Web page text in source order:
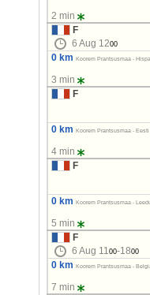
2 min
F
6 Aug 1200
0 km
Koorem Prantsusmaa -
3 min
F
0 km
Koorem Prantsusmaa - Eesti
4 min
F
0 km Koorem Prantsusmaa -
5 min
F
6 Aug 1100-1800
0 km
Koorem Prantsusmaa -
7 min